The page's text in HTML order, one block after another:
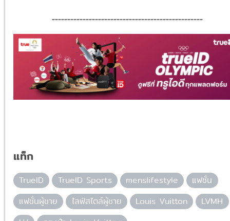
-------------------------------------------------
แท็ก
TrueID TrueID Sports menslifestyle
แฟชั่น
แฟชั่นผู้ชาย
ไลฟ์สไตล์ผู้ชาย Louis Vuitton
LVMH